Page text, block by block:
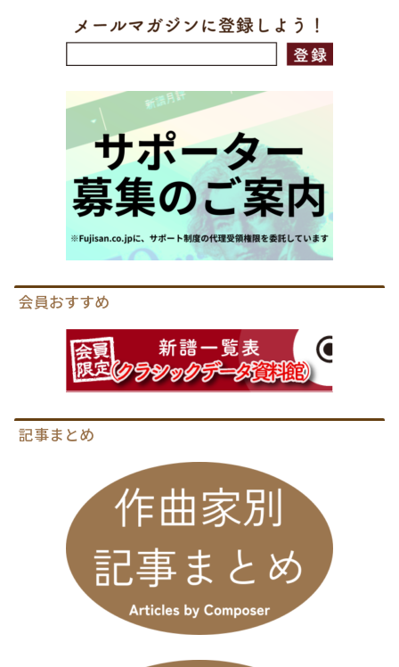
会員おすすめ
記事まとめ